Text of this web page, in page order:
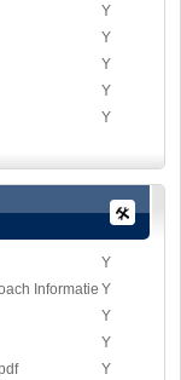
Y
Y
Y
Y
Y
Y
Informatie Y
Y
Y
Y